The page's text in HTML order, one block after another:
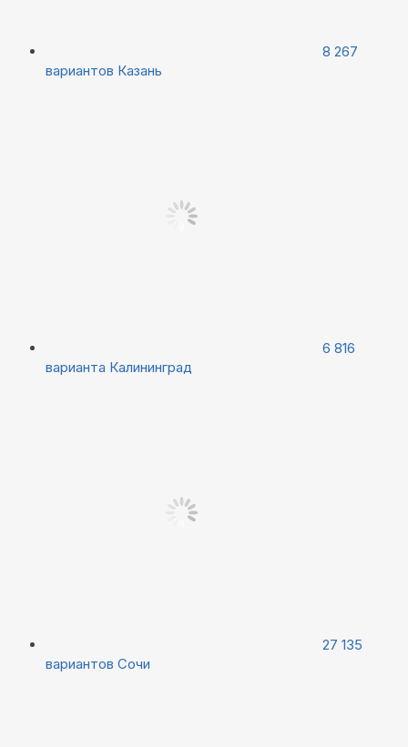
8 267
вариантов Казань
6 816
варианта Калининград
27 135
вариантов Сочи